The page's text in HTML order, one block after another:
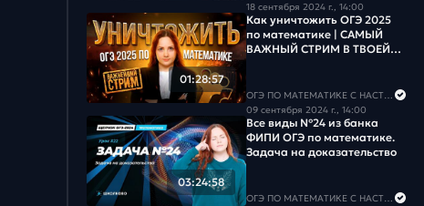
Задача #24
Задача #25
Задача #26
Задача #27
Задача #28
18 сентября 2024 г., 14:00
01:28:57
Как уничтожить ОГЭ 2025
по математике | САМЫЙ
ВАЖНЫЙ СТРИМ В ТВОЕЙ
ОГЭ ПО МАТЕМАТИКЕ С НАСТЕЙ
09 сентября 2024 г., 14:00
03:24:58
Все виды №24 из банка
ФИПИ ОГЭ по математике.
Задача на доказательство
ОГЭ ПО МАТЕМАТИКЕ С НАСТЕЙ